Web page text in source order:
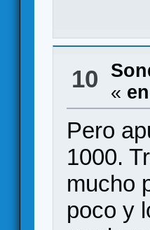
10
«
Pero
1000.
mucho
poco y